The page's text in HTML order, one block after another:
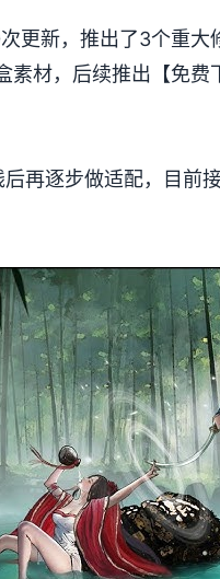
更新，推出了3个重
材，后续推出【免费
再逐步做适配，目前